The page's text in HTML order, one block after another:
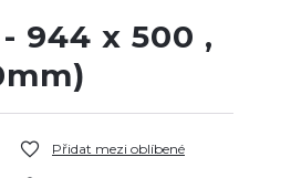
944 x 500 ,
Přidat mezi oblíbené